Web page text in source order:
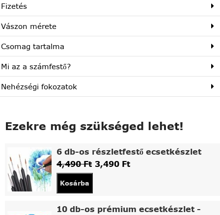
Fizetés
Vászon mérete
Csomag tartalma
Mi az a számfestő?
Nehézségi fokozatok
Ezekre még szükséged lehet!
6 db-os részletfestő ecsetkészlet
4,490Ft 3,490 Ft
Kosárba
10 db-os prémium ecsetkészlet -